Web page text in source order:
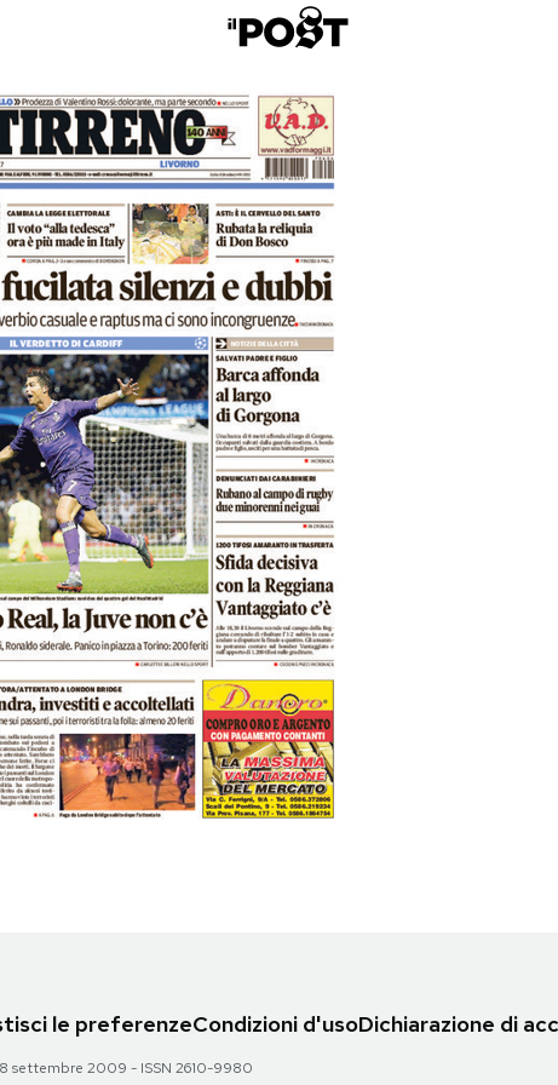
le preferenzeCondizioni d'usoDichiarazione di
settembre 2009 - ISSN 2610-9980